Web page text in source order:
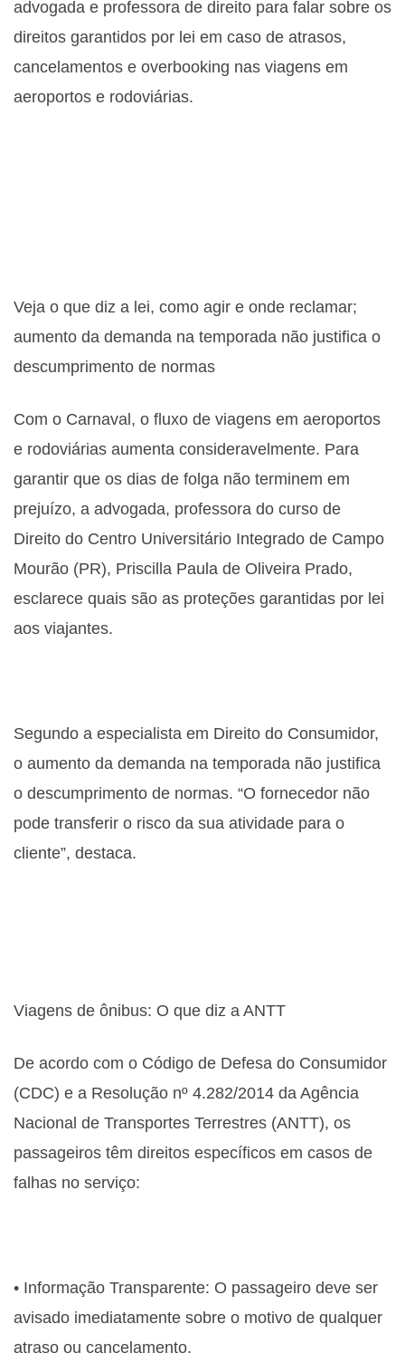
advogada e professora de direito para falar sobre os
direitos garantidos por lei em caso de atrasos,
cancelamentos e overbooking nas viagens em
aeroportos e rodoviárias.
Veja o que diz a lei, como agir e onde reclamar;
aumento da demanda na temporada não justifica o
descumprimento de normas
Com o Carnaval, o fluxo de viagens em aeroportos
e rodoviárias aumenta consideravelmente. Para
garantir que os dias de folga não terminem em
prejuízo, a advogada, professora do curso de
Direito do Centro Universitário Integrado de Campo
Mourão (PR), Priscilla Paula de Oliveira Prado,
esclarece quais são as proteções garantidas por lei
aos viajantes.
Segundo a especialista em Direito do Consumidor,
o aumento da demanda na temporada não justifica
o descumprimento de normas. “O fornecedor não
pode transferir o risco da sua atividade para o
cliente”, destaca.
Viagens de ônibus: O que diz a ANTT
De acordo com o Código de Defesa do Consumidor
(CDC) e a Resolução nº 4.282/2014 da Agência
Nacional de Transportes Terrestres (ANTT), os
passageiros têm direitos específicos em casos de
falhas no serviço:
• Informação Transparente: O passageiro deve ser
avisado imediatamente sobre o motivo de qualquer
atraso ou cancelamento.